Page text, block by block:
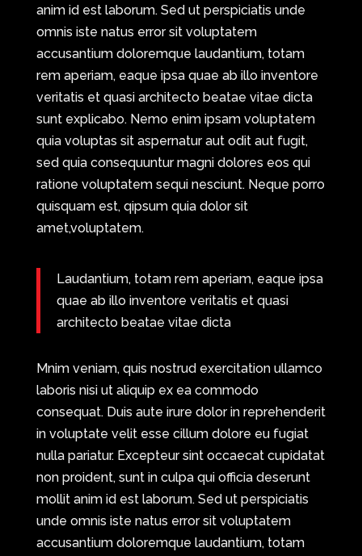
anim id est laborum. Sed ut perspiciatis unde
omnis iste natus error sit voluptatem
accusantium doloremque laudantium, totam
rem aperiam, eaque ipsa quae ab illo inventore
veritatis et quasi architecto beatae vitae dicta
sunt explicabo. Nemo enim ipsam voluptatem
quia voluptas sit aspernatur aut odit aut fugit,
sed quia consequuntur magni dolores eos qui
ratione voluptatem sequi nesciunt. Neque porro
quisquam est, qipsum quia dolor sit
amet,voluptatem.
Laudantium, totam rem aperiam, eaque ipsa
quae ab illo inventore veritatis et quasi
architecto beatae vitae dicta
Mnim veniam, quis nostrud exercitation ullamco
laboris nisi ut aliquip ex ea commodo
consequat. Duis aute irure dolor in reprehenderit
in voluptate velit esse cillum dolore eu fugiat
nulla pariatur. Excepteur sint occaecat cupidatat
non proident, sunt in culpa qui officia deserunt
mollit anim id est laborum. Sed ut perspiciatis
unde omnis iste natus error sit voluptatem
accusantium doloremque laudantium, totam